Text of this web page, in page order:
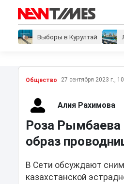
Выборы в Курултай
Общество 27 сентября 2023 г.,
Алия Рахимова
Роза Рымбаева
образ
В Сети обсуждают
казахстанской